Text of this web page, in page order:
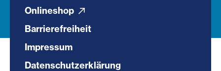
Onlineshop
Barrierefreiheit
Impressum
Datenschutzerklärung